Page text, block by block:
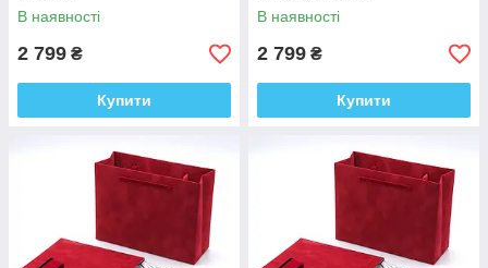
В наявності
2 799 ₴
Купити
В наявності
2 799 ₴
Купити